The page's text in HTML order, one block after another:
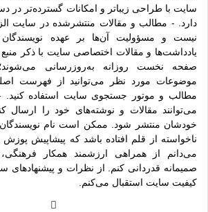
سایت با طراحی زیباتر و امکانات گسترده‌تر در
دارد. - مطالب و مقالات منتشرشده در سایت
نیست و مسؤولیت آن‌ها بر عهده
یادداشت‌ها و مقالات اختصاصی سایت با ذکر
صفحه نخست روزانه به‌روزرسانی
موضوعات مورد نظر می‌توانید از فهرست
مطالب و موتور جستجوی سایت استفاده کنید. -
می‌توانند مقالات و نوشته‌های خود را ارسال
خودشان منتشر شود. ممکن است نام نویسندگان
ناخواسته از قلم افتاده باشد که پیشاپیش
می‌دانم از همراهی ارزشمند همکار
صمیمانه قدردانی کنم. از نظرات و پیشنهادهای
کیفیت سایت استقبال می‌کنم.